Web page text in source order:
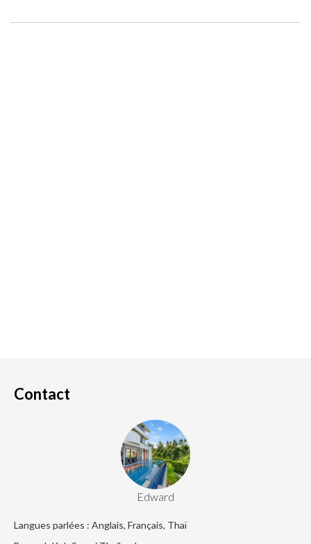
Contact
Edward
Langues parlées : Anglais, Français, Thaï